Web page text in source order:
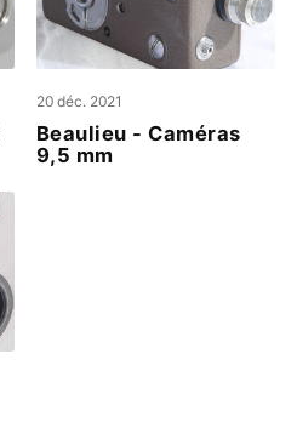
20 déc. 2021
Beaulieu - Caméras
9,5 mm